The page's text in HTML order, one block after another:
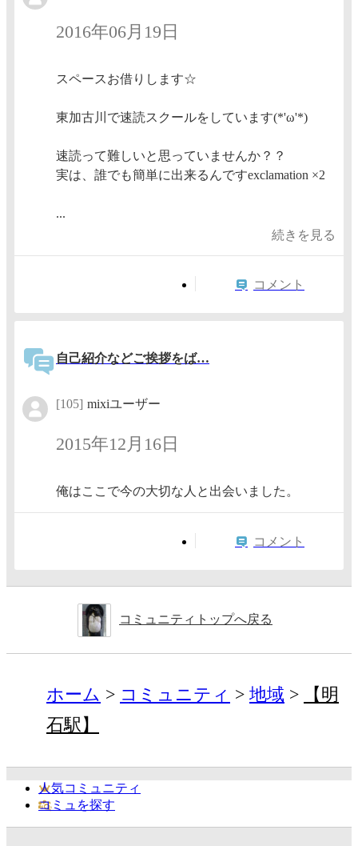
2016年06月19日
スペースお借りします☆
東加古川で速読スクールをしています(*'ω'*)
速読って難しいと思っていませんか？？
実は、誰でも簡単に出来るんですexclamation ×2
...
続きを見る
コメント
自己紹介などご挨拶をば…
[105] mixiユーザー
2015年12月16日
俺はここで今の大切な人と出会いました。
コメント
コミュニティトップへ戻る
ホーム コミュニティ 地域
【明
石駅】
人気コミュニティ
コミュを探す